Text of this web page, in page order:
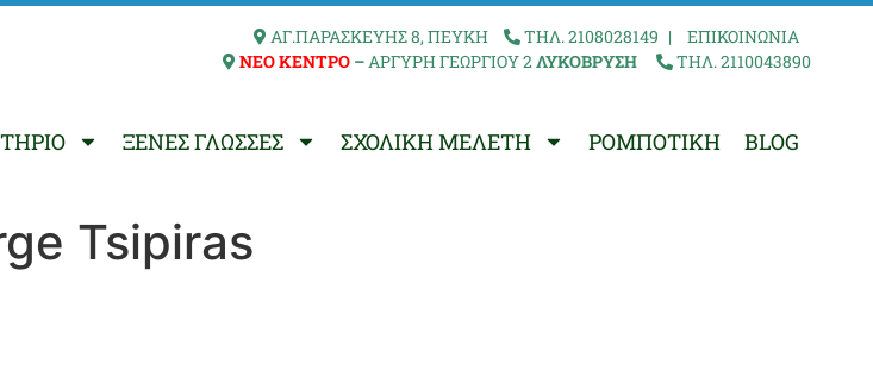
ΑΓ.ΠΑΡΑΣΚΕΥΗΣ 8, ΠΕΥΚΗ ΤΗΛ. 2108028149 |
ΕΠΙΚΟΙΝΩΝΙΑ
ΝΕΟ ΚΕΝΤΡΟ –ΑΡΓΥΡΗ ΓΕΩΡΓΙΟΥ 2 ΛΥΚΟΒΡΥΣΗ ΤΗΛ. 2110043890
ΞΕΝΕΣ ΓΛΩΣΣΕΣ ΣΧΟΛΙΚΗ ΜΕΛΕΤΗ ΡΟΜΠΟΤΙΚΗ BLOG
Tsipiras